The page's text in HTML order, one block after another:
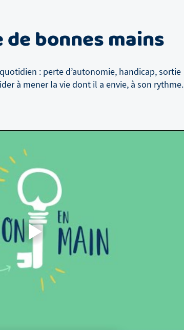
bonnes mains
: perte d’autonomie, handicap, sortie
à mener la vie dont il a envie, à son rythme.